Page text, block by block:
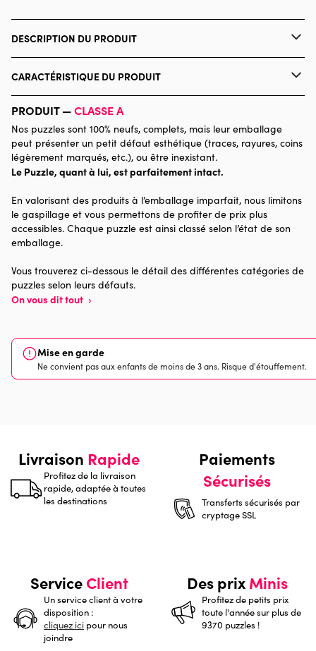
DESCRIPTION DU PRODUIT
Eduard, Licensed by MGL, www.mglart.com
CARACTÉRISTIQUE DU PRODUIT
Catégorie Puzzles - Déco et Objets
Age
Puzzle pour Adultes (500 à
Provenance Made in France
Dimensions
PRODUIT —CLASSE A
Nos puzzles sont 100% neufs, complets, mais leur emballage
peut présenter un petit défaut esthétique (traces, rayures, coins
légèrement marqués, etc.), ou être inexistant.
Le Puzzle, quant à lui, est parfaitement intact.
En valorisant des produits à l’emballage imparfait, nous limitons
le gaspillage et vous permettons de profiter de prix plus
accessibles. Chaque puzzle est ainsi classé selon l’état de son
emballage.
Vous trouverez ci-dessous le détail des différentes catégories de
puzzles selon leurs défauts.
On vous dit tout ›
Mise en garde
Ne convient pas aux enfants de moins de 3 ans. Risque d'étouffement.
Livraison Rapide
Profitez de la livraison
rapide, adaptée à toutes
les destinations
Paiements
Sécurisés
Transferts sécurisés par
cryptage SSL
ServiceClient
Un service client à votre
disposition :
cliquez ici pour nous
joindre
Des prixMinis
Profitez de petits prix
toute l'année sur plus de
9370 puzzles !